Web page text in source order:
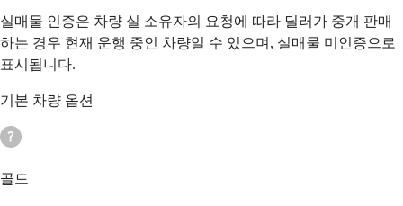
실매물 인증은 차량 실 소유자의 요청에 따라 딜러가 중개 판매
하는 경우 현재 운행 중인 차량일 수 있으며, 실매물 미인증으로
표시됩니다.
기본 차량 옵션
골드